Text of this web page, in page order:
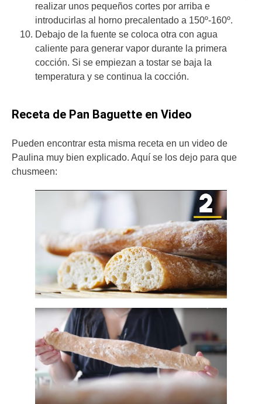
realizar unos pequeños cortes por arriba e
introducirlas al horno precalentado a 150º-160º.
Debajo de la fuente se coloca otra con agua
caliente para generar vapor durante la primera
cocción. Si se empiezan a tostar se baja la
temperatura y se continua la cocción.
Receta de Pan Baguette en Video
Pueden encontrar esta misma receta en un video de
Paulina muy bien explicado. Aquí se los dejo para que
chusmeen: